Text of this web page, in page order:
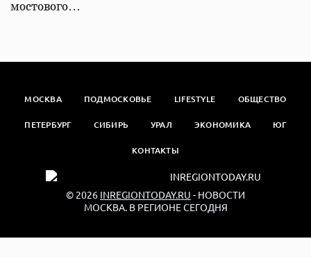
мостового…
МОСКВА ПОДМОСКОВЬЕ LIFESTYLE ОБЩЕСТВО
ПЕТЕРБУРГ СИБИРЬ УРАЛ ЭКОНОМИКА ЮГ
КОНТАКТЫ
© 2026 INREGIONTODAY.RU - НОВОСТИ
МОСКВА. В РЕГИОНЕ СЕГОДНЯ